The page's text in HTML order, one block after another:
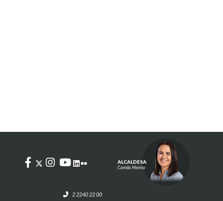
2 2240 22 00
ALCALDESA
Camila Merino